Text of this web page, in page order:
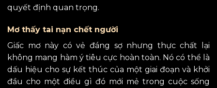
quyết định quan trọng.
Mơ thấy tai nạn chết người
Giấc mơ này có vẻ đáng sợ nhưng thực chất lại
không mang hàm ý tiêu cực hoàn toàn. Nó có thể là
dấu hiệu cho sự kết thúc của một giai đoạn và khởi
đầu cho một điều gì đó mới mẻ trong cuộc sống